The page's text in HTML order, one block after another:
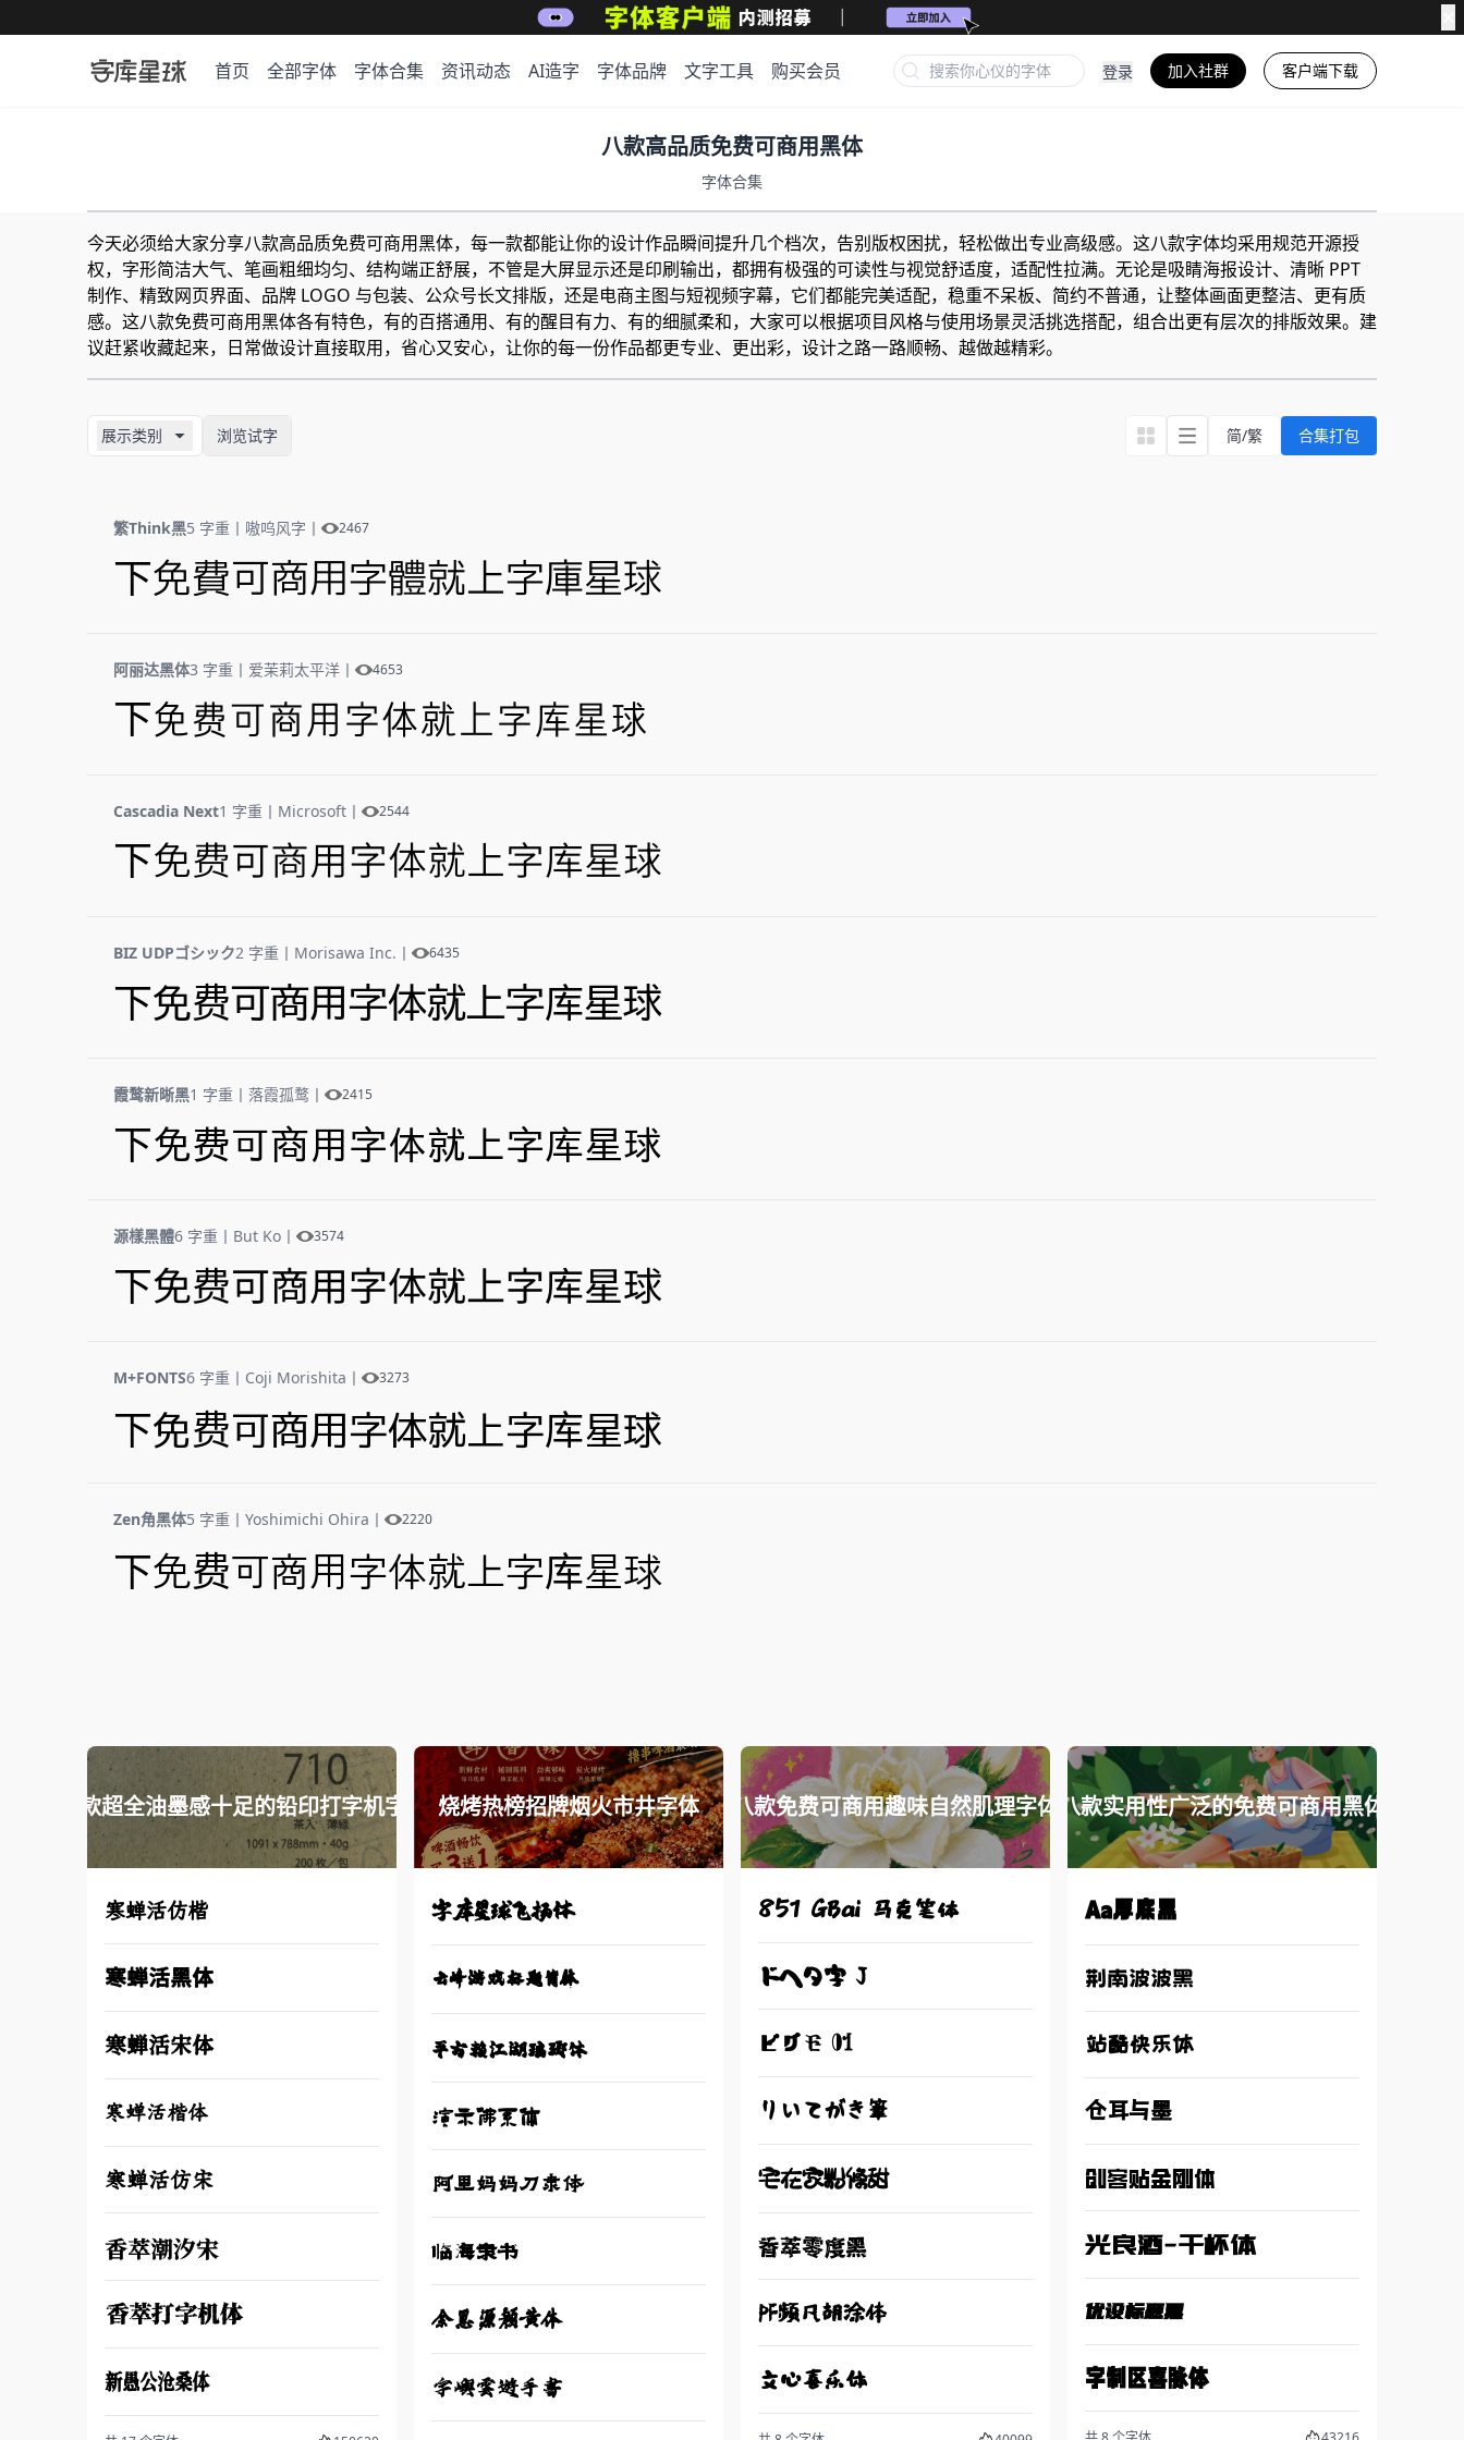
首页 全部字体 字体合集 资讯动态 AI造字 字体品牌 文字工具 购买会员 登录 加入社群 客户端下载
八款高品质免费可商用黑体
字体合集
今天必须给大家分享八款高品质免费可商用黑体，每一款都能让你的设计作品瞬间提升几个档次，告别版权困扰，轻松做出专业高级感。这八款字体均采用规范开源授
权，字形简洁大气、笔画粗细均匀、结构端正舒展，不管是大屏显示还是印刷输出，都拥有极强的可读性与视觉舒适度，适配性拉满。无论是吸睛海报设计、清晰 PPT
制作、精致网页界面、品牌 LOGO 与包装、公众号长文排版，还是电商主图与短视频字幕，它们都能完美适配，稳重不呆板、简约不普通，让整体画面更整洁、更有质
感。这八款免费可商用黑体各有特色，有的百搭通用、有的醒目有力、有的细腻柔和，大家可以根据项目风格与使用场景灵活挑选搭配，组合出更有层次的排版效果。建
议赶紧收藏起来，日常做设计直接取用，省心又安心，让你的每一份作品都更专业、更出彩，设计之路一路顺畅、越做越精彩。
展示类别 浏览试字 简/繁 合集打包
繁Think黑5 字重 丨 嗷呜风字 丨 2467
下免费可商用字体就上字库星球
阿丽达黑体3 字重 丨 爱茉莉太平洋 丨 4653
下免费可商用字体就上字库星球
Cascadia Next1 字重 丨 Microsoft 丨 2544
下免费可商用字体就上字库星球
BIZ UDPゴシック2 字重 丨 Morisawa Inc. 丨 6435
下免费可商用字体就上字库星球
霞鹜新晰黑1 字重 丨 落霞孤鹜 丨 2415
下免费可商用字体就上字库星球
源樣黑體6 字重 丨 But Ko 丨 3574
下免费可商用字体就上字库星球
M+FONTS6 字重 丨 Coji Morishita 丨 3273
下免费可商用字体就上字库星球
Zen角黑体5 字重 丨 Yoshimichi Ohira 丨 2220
下免费可商用字体就上字库星球
17款超全油墨感十足的铅印打字机字体
寒蝉活仿楷
寒蝉活黑体
寒蝉活宋体
寒蝉活楷体
寒蝉活仿宋
香萃潮汐宋
香萃打字机体
新愚公沧桑体
烧烤热榜招牌烟火市井字体
字库星球飞扬体
云峰游戏标题简体
平方赖江湖琅琊体
演示佛系体
阿里妈妈刀隶体
临海隶书
余思源颜黄体
字嶼雲遊手書
八款免费可商用趣味自然肌理字体
851 GBai 马克笔体
ドヘタ字 J
ピグモ 01
りいてがき筆
宅在家粉條甜
香萃零度黑
PF频凡胡涂体
文心喜乐体
八款实用性广泛的免费可商用黑体
Aa厚底黑
荆南波波黑
站酷快乐体
仓耳与墨
创客贴金刚体
光良酒-干杯体
优设标题黑
字制区喜脉体